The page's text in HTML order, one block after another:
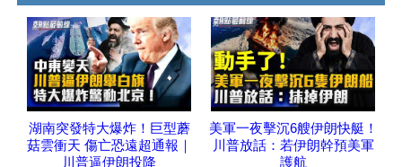
湖南突發特大爆炸！巨型蘑
菇雲衝天 傷亡恐遠超通報｜
川普逼伊朗投降
美軍一夜擊沉6艘伊朗快艇！
川普放話：若伊朗幹預美軍
護航